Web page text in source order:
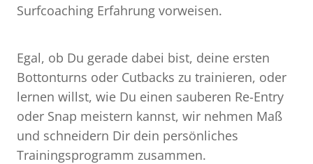
Surfcoaching Erfahrung vorweisen.
Egal, ob Du gerade dabei bist, deine ersten
Bottonturns oder Cutbacks zu trainieren, oder
lernen willst, wie Du einen sauberen Re-Entry
oder Snap meistern kannst, wir nehmen Maß
und schneidern Dir dein persönliches
Trainingsprogramm zusammen.